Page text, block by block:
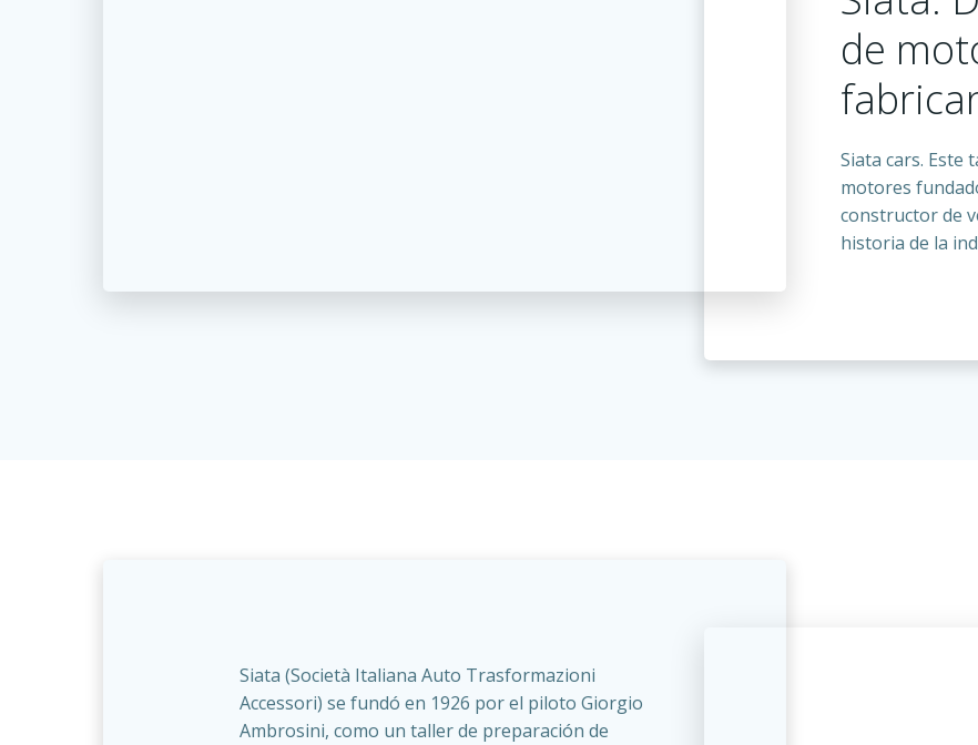
de
Siata cars. Este
motores
constructor de
historia de la
Siata (Società Italiana Auto Trasformazioni
Accessori) se fundó en 1926 por el piloto Giorgio
Ambrosini, como un taller de preparación de